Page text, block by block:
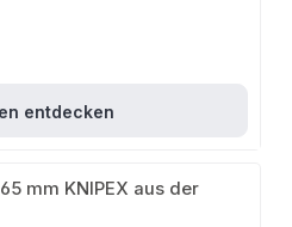
entdecken